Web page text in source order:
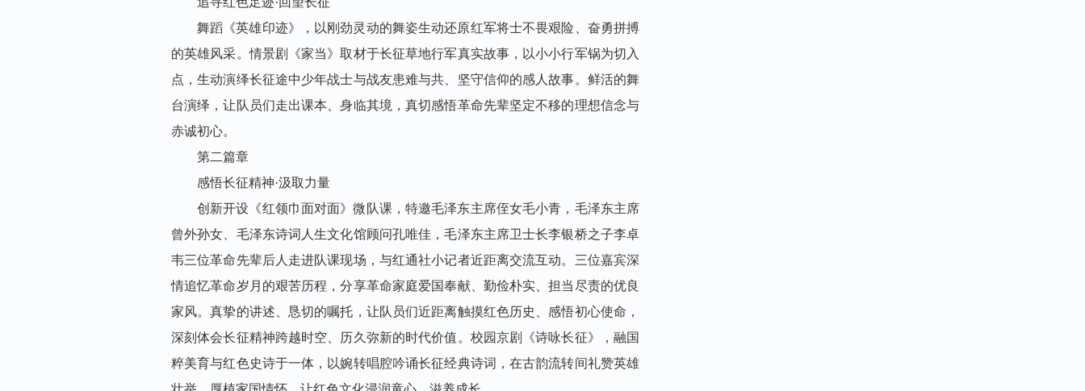
舞蹈《英雄印迹》，以刚劲灵动的舞姿生动还原红军将士不畏艰险、奋勇拼搏
的英雄风采。情景剧《家当》取材于长征草地行军真实故事，以小小行军锅为切入
点，生动演绎长征途中少年战士与战友患难与共、坚守信仰的感人故事。鲜活的舞
台演绎，让队员们走出课本、身临其境，真切感悟革命先辈坚定不移的理想信念与
赤诚初心。
第二篇章
感悟长征精神·汲取力量
创新开设《红领巾面对面》微队课，特邀毛泽东主席侄女毛小青，毛泽东主席
曾外孙女、毛泽东诗词人生文化馆顾问孔唯佳，毛泽东主席卫士长李银桥之子李卓
韦三位革命先辈后人走进队课现场，与红通社小记者近距离交流互动。三位嘉宾深
情追忆革命岁月的艰苦历程，分享革命家庭爱国奉献、勤俭朴实、担当尽责的优良
家风。真挚的讲述、恳切的嘱托，让队员们近距离触摸红色历史、感悟初心使命，
深刻体会长征精神跨越时空、历久弥新的时代价值。校园京剧《诗咏长征》，融国
粹美育与红色史诗于一体，以婉转唱腔吟诵长征经典诗词，在古韵流转间礼赞英雄